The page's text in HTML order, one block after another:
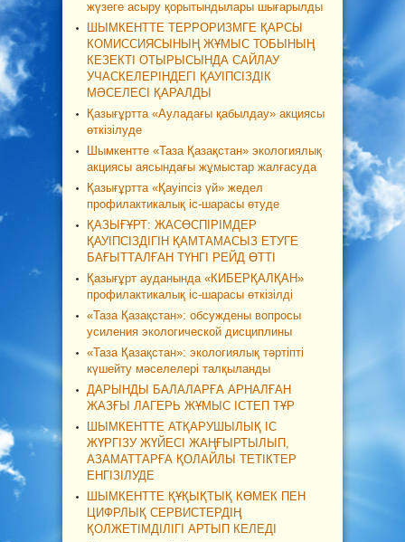
жүзеге асыру қорытындылары шығарылды
ШЫМКЕНТТЕ ТЕРРОРИЗМГЕ ҚАРСЫ
КОМИССИЯСЫНЫҢ ЖҰМЫС ТОБЫНЫҢ
КЕЗЕКТІ ОТЫРЫСЫНДА САЙЛАУ
УЧАСКЕЛЕРІНДЕГІ ҚАУІПСІЗДІК
МӘСЕЛЕСІ ҚАРАЛДЫ
Қазығұртта «Ауладағы қабылдау» акциясы
өткізілуде
Шымкентте «Таза Қазақстан» экологиялық
акциясы аясындағы жұмыстар жалғасуда
Қазығұртта «Қауіпсіз үй» жедел
профилактикалық іс-шарасы өтуде
ҚАЗЫҒҰРТ: ЖАСӨСПІРІМДЕР
ҚАУІПСІЗДІГІН ҚАМТАМАСЫЗ ЕТУГЕ
БАҒЫТТАЛҒАН ТҮНГІ РЕЙД ӨТТІ
Қазығұрт ауданында «КИБЕРҚАЛҚАН»
профилактикалық іс-шарасы өткізілді
«Таза Қазақстан»: обсуждены вопросы
усиления экологической дисциплины
«Таза Қазақстан»: экологиялық тәртіпті
күшейту мәселелері талқыланды
ДАРЫНДЫ БАЛАЛАРҒА АРНАЛҒАН
ЖАЗҒЫ ЛАГЕРЬ ЖҰМЫС ІСТЕП ТҰР
ШЫМКЕНТТЕ АТҚАРУШЫЛЫҚ ІС
ЖҮРГІЗУ ЖҮЙЕСІ ЖАҢҒЫРТЫЛЫП,
АЗАМАТТАРҒА ҚОЛАЙЛЫ ТЕТІКТЕР
ЕНГІЗІЛУДЕ
ШЫМКЕНТТЕ ҚҰҚЫҚТЫҚ КӨМЕК ПЕН
ЦИФРЛЫҚ СЕРВИСТЕРДІҢ
ҚОЛЖЕТІМДІЛІГІ АРТЫП КЕЛЕДІ